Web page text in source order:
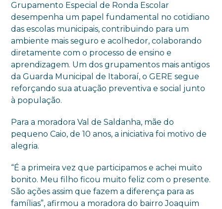
Grupamento Especial de Ronda Escolar
desempenha um papel fundamental no cotidiano
das escolas municipais, contribuindo para um
ambiente mais seguro e acolhedor, colaborando
diretamente com o processo de ensino e
aprendizagem. Um dos grupamentos mais antigos
da Guarda Municipal de Itaboraí, o GERE segue
reforçando sua atuação preventiva e social junto
à população.
Para a moradora Val de Saldanha, mãe do
pequeno Caio, de 10 anos, a iniciativa foi motivo de
alegria.
“É a primeira vez que participamos e achei muito
bonito. Meu filho ficou muito feliz com o presente.
São ações assim que fazem a diferença para as
famílias”, afirmou a moradora do bairro Joaquim